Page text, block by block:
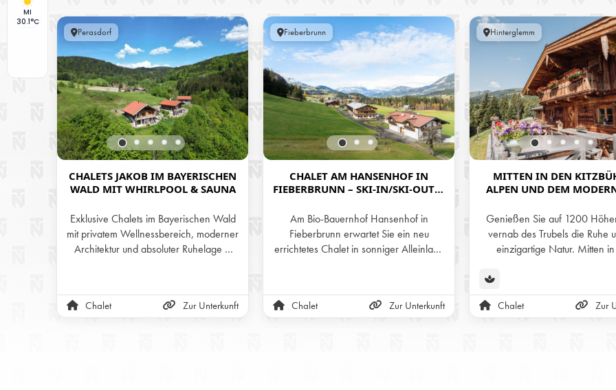
MI
30.1°C
Perasdorf
CHALETS JAKOB IM BAYERISCHEN
WALD MIT WHIRLPOOL & SAUNA
Exklusive Chalets im Bayerischen Wald
mit privatem Wellnessbereich, moderner
Architektur und absoluter Ruhelage –
Chalet Zur Unterkunft
Fieberbrunn
CHALET AM HANSENHOF IN
FIEBERBRUNN – SKI-IN/SKI-OUT &
Am Bio-Bauernhof Hansenhof in
Fieberbrunn erwartet Sie ein neu
errichtetes Chalet in sonniger Alleinlage
Modern ausgestattet, mit echter Ski-
in/Ski-out Lage und Langlaufloipe ab
Chalet Zur Unterkunft
Hinterglemm
MITTEN IN DEN
ALPEN UND DEM
SAALBACH
BEFINDET SICH UNSER
EXCLUSIVES CHALET
Genießen Sie auf 1200
vernab des Trubels die Ruhe
einzigartige Natur. Mitten in den
Skigebiet Österreich, erwartet
exclusives Chalet
traumhafter Lage in
Chalet Zur